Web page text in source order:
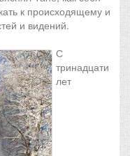
к происходящему и
и видений.
С
тринадцати
лет